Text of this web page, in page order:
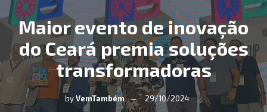
Maior evento de inovação
do Ceará premia soluções
transformadoras
by VemTambém 29/10/2024